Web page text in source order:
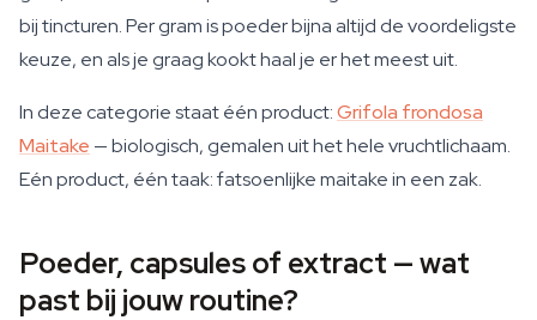
bij tincturen. Per gram is poeder bijna altijd de voordeligste
keuze, en als je graag kookt haal je er het meest uit.
In deze categorie staat één product:Grifola frondosa
Maitake — biologisch, gemalen uit het hele vruchtlichaam.
Eén product, één taak: fatsoenlijke maitake in een zak.
Poeder, capsules of extract — wat
past bij jouw routine?